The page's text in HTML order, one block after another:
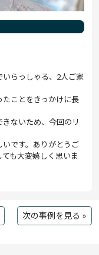
らっしゃる、2人ご家
ことをきっかけに長
ないため、今回のリ
です。ありがとうご
も大変嬉しく思いま
次の事例を見る »